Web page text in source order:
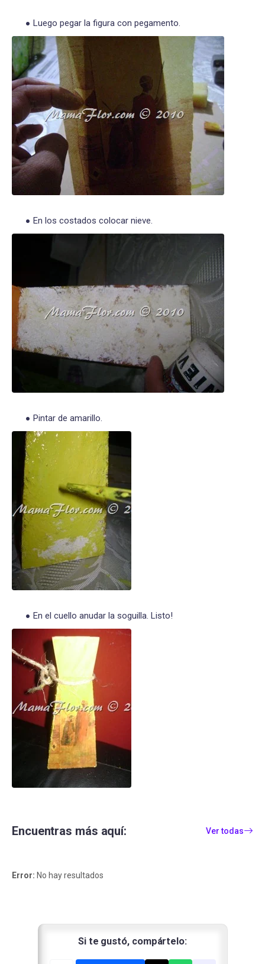
Luego pegar la figura con pegamento.
En los costados colocar nieve.
Pintar de amarillo.
En el cuello anudar la soguilla. Listo!
Encuentras más aquí: Ver todas
Error: No hay resultados
Si te gustó, compártelo: